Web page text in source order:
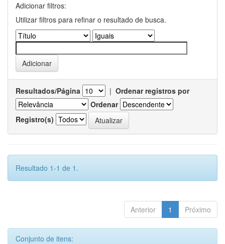
Adicionar filtros:
Utilizar filtros para refinar o resultado de busca.
Resultados/Página | Ordenar registros por
Ordenar
Registro(s)
Resultado 1-1 de 1.
Anterior 1 Próximo
Conjunto de itens: